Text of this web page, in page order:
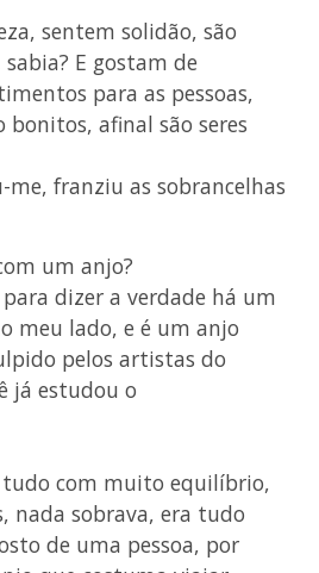
sentem solidão, são
E gostam de
para as pessoas,
afinal são seres
franziu as sobrancelhas
um anjo?
dizer a verdade há um
meu lado, e é um anjo
pelos artistas do
já estudou o
com muito equilíbrio,
nada sobrava, era tudo
de uma pessoa, por